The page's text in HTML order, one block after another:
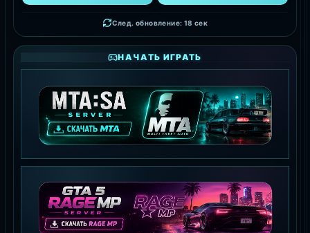
След. обновление: 17 сек
НАЧАТЬ ИГРАТЬ
MTA:SA SERVER
СКАЧАТЬ MTA